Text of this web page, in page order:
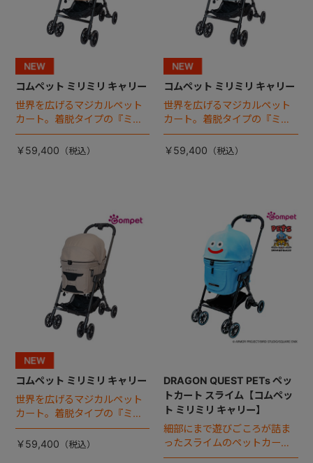
コムペット ミリミリ キャリー
世界を広げるマジカルペット
カート。着脱タイプの『ミリ
ミリ キャリー』 からアースカ
ラーが登場！
￥59,400
コムペット ミリミリ キャリー
世界を広げるマジカルペット
カート。着脱タイプの『ミリ
ミリ キャリー』 からアースカ
ラーが登場！
￥59,400
コムペット ミリミリ キャリー
世界を広げるマジカルペット
カート。着脱タイプの『ミリ
ミリ キャリー』 からアースカ
ラーが登場！
￥59,400
DRAGON QUEST PETs ペッ
トカート スライム【コムペッ
ト ミリミリ キャリー】
細部にまで遊びごころが詰ま
ったスライムのペットカー
ト。